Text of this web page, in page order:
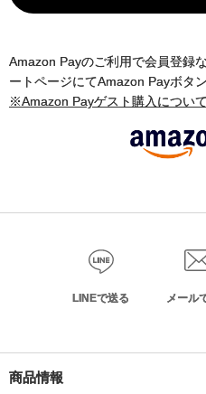
Amazon Payのご利用で会員登録
ートページにてAmazon Payボタ
※Amazon Payゲスト購入につい
LINEで送る メール
商品情報